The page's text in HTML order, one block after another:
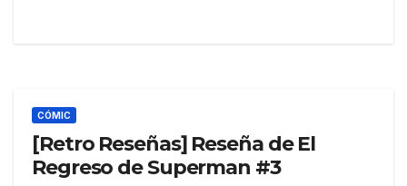
CÓMIC
[Retro Reseñas] Reseña de El
Regreso de Superman #3